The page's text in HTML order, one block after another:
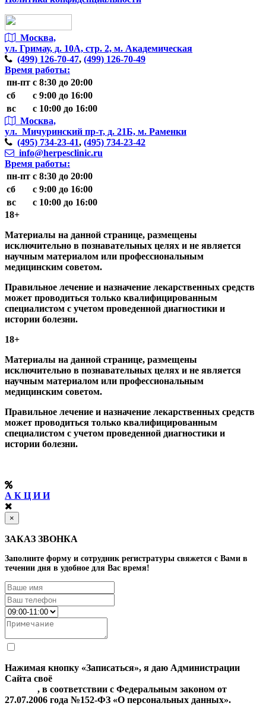
Москва,
ул. Гримау, д. 10А, стр. 2, м. Академическая
(499) 126-70-47, (499) 126-70-49
Время работы:
пн-пт с 8:30 до 20:00
сб
с 9:00 до 16:00
вс
с 10:00 до 16:00
Москва,
ул. Мичуринский пр-т, д. 21Б, м. Раменки
(495) 734-23-41, (495) 734-23-42
info@herpesclinic.ru
Время работы:
пн-пт с 8:30 до 20:00
сб
с 9:00 до 16:00
вс
с 10:00 до 16:00
18+
Материалы на данной странице, размещены
исключительно в познавательных целях и не является
научным материалом или профессиональным
медицинским советом.
Правильное лечение и назначение лекарственных средств
может проводиться только квалифицированным
специалистом с учетом проведенной диагностики и
истории болезни.
18+
Материалы на данной странице, размещены
исключительно в познавательных целях и не является
научным материалом или профессиональным
медицинским советом.
Правильное лечение и назначение лекарственных средств
может проводиться только квалифицированным
специалистом с учетом проведенной диагностики и
истории болезни.
А К Ц И И
×
ЗАКАЗ ЗВОНКА
Заполните форму и сотрудник регистратуры свяжется с Вами в
течении дня в удобное для Вас время!
Нажимая кнопку «Записаться», я даю Администрации
Сайта своё
, в соответствии с Федеральным законом от
27.07.2006 года №152-ФЗ «О персональных данных».